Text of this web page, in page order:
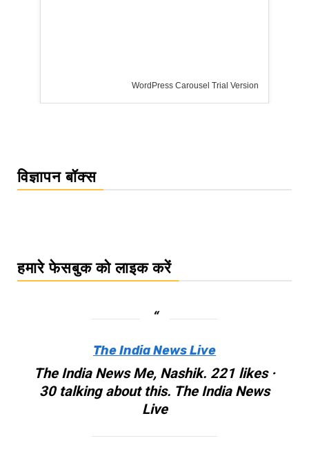
WordPress Carousel Trial Version
विज्ञापन बॉक्स
हमारे फेसबुक को लाइक करें
The India News Live
The India News Me, Nashik. 221 likes ·
30 talking about this. The India News
Live